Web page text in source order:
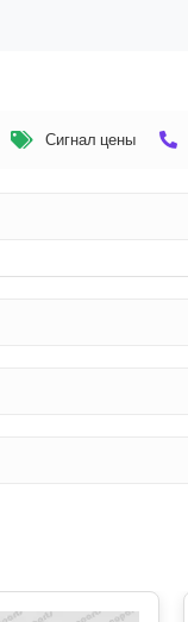
Сигнал цены